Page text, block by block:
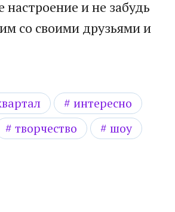
и не забудь
им со своими друзьями и
интересно
творчество
шоу